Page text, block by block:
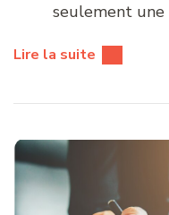
seulement
Lire la suite